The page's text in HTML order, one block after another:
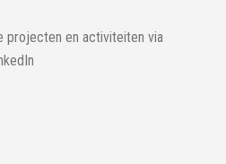
projecten en activiteiten via